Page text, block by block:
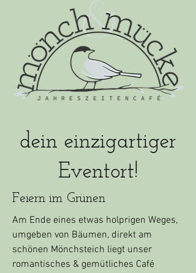
dein einzigartiger
Eventort!
Feiern im Grünen
Am Ende eines etwas holprigen Weges,
umgeben von Bäumen, direkt am
schönen Mönchsteich liegt unser
romantisches & gemütliches Café